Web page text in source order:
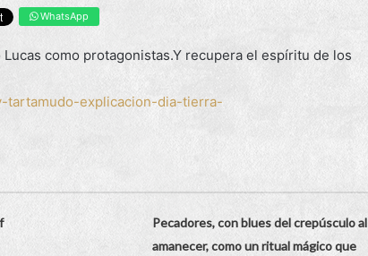
WhatsApp
como protagonistas.Y recupera el espíritu de los
tartamudo-explicacion-dia-tierra-
Pecadores, con blues del crepúsculo al
amanecer, como un ritual mágico que